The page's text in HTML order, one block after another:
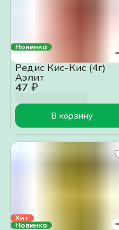
Новинка
47 ₽
Редис Кис-Кис (4г)
Аэлит
В корзину
Хит
Новинка